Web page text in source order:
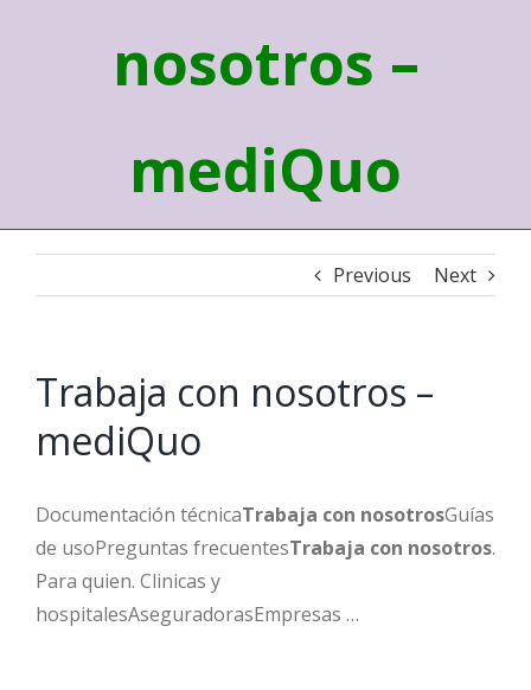
nosotros –
mediQuo
Previous Next
Trabaja con nosotros –
mediQuo
Documentación técnicaTrabaja con nosotrosGuías
de usoPreguntas frecuentesTrabaja con nosotros.
Para quien. Clinicas y
hospitalesAseguradorasEmpresas …